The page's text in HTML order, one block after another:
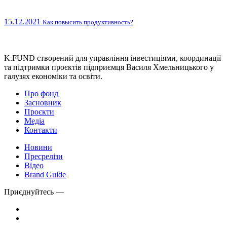
15.12.2021 Как повысить продуктивность?
K.FUND створений для управління інвестиціями, координації
та підтримки проєктів підприємця Василя Хмельницького у
галузях економіки та освіти.
Про фонд
Засновник
Проєкти
Медіа
Контакти
Новини
Пресрелізи
Відео
Brand Guide
Приєднуйтесь —